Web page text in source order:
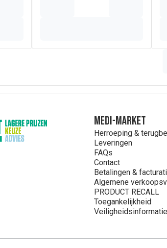
MEDI-MARKET
Herroeping &
Leveringen
FAQs
Contact
Betalingen &
Algemene
PRODUCT RECALL
Toegankelijkheid
Veiligheidsinformatie